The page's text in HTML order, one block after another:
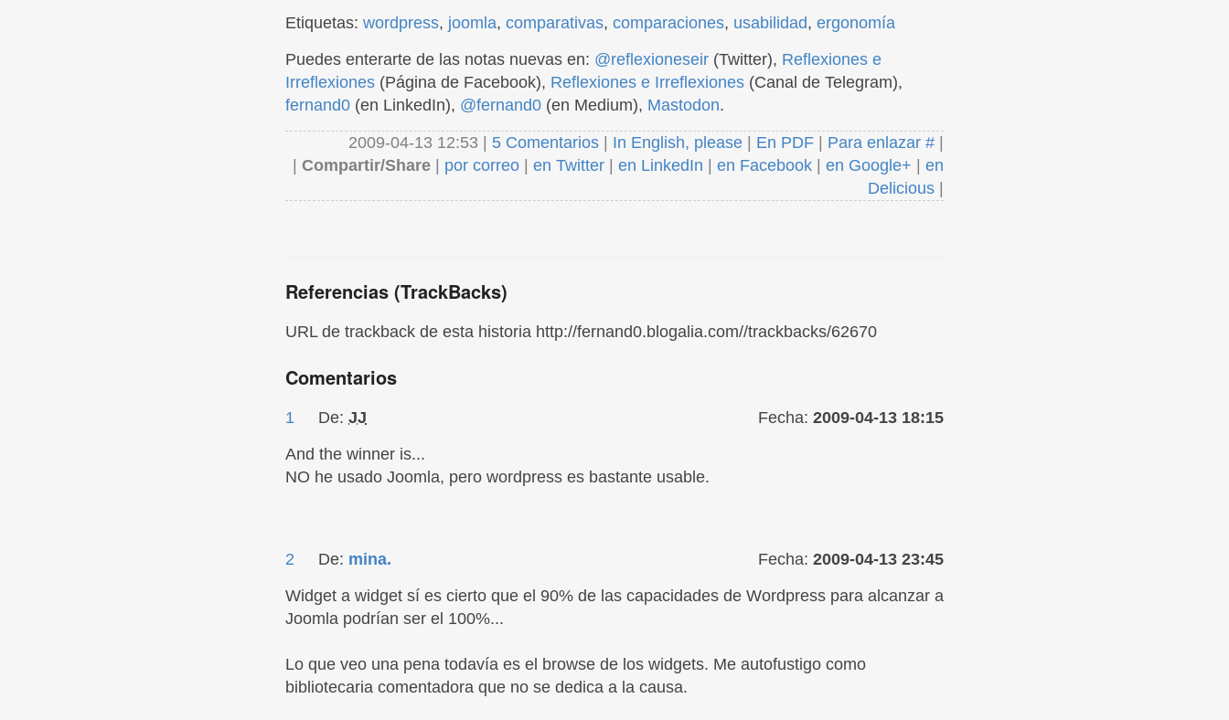
Etiquetas: wordpress, joomla, comparativas, comparaciones, usabilidad, ergonomía
Puedes enterarte de las notas nuevas en: @reflexioneseir (Twitter), Reflexiones e
Irreflexiones (Página de Facebook), Reflexiones e Irreflexiones (Canal de Telegram),
fernand0 (en LinkedIn), @fernand0 (en Medium), Mastodon.
2009-04-13 12:53 | 5 Comentarios In English, please En PDF Para enlazar #
Compartir/Share por correo en Twitter en LinkedIn en Facebook en Google+
en
Delicious
Referencias (TrackBacks)
URL de trackback de esta historia http://fernand0.blogalia.com//trackbacks/62670
Comentarios
1 De: JJ Fecha: 2009-04-13 18:15
And the winner is...
NO he usado Joomla, pero wordpress es bastante usable.
2 De: mina. Fecha: 2009-04-13 23:45
Widget a widget sí es cierto que el 90% de las capacidades de Wordpress para alcanzar a
Joomla podrían ser el 100%...
Lo que veo una pena todavía es el browse de los widgets. Me autofustigo como
bibliotecaria comentadora que no se dedica a la causa.